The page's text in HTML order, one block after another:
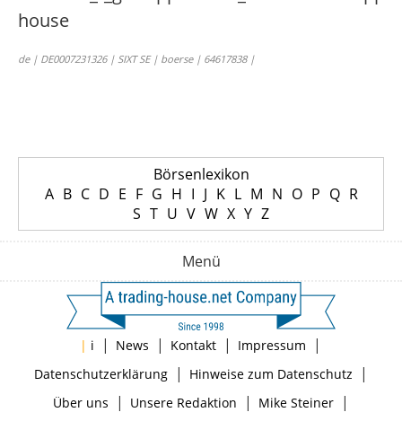
de | DE0007231326 | SIXT SE | boerse | 64617838 |
Börsenlexikon
A B C D E F G H I J K L M N O P Q R
S T U V W X Y Z
Menü
| i | News | Kontakt | Impressum |
Datenschutzerklärung| Hinweise zum Datenschutz |
Über uns | Unsere Redaktion | Mike Steiner|